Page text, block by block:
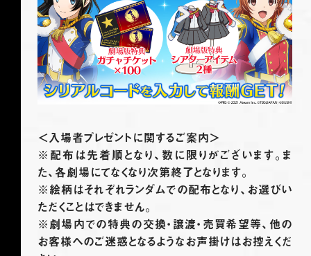
＜入場者プレゼントに関するご案内＞
※配布は先着順となり、数に限りがございます。ま
た、各劇場にてなくなり次第終了となります。
※絵柄はそれぞれランダムでの配布となり、お選びい
ただくことはできません。
※劇場内での特典の交換・譲渡・売買希望等、他の
お客様へのご迷惑となるようなお声掛けはお控えくだ